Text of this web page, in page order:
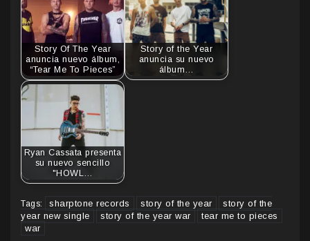
Story Of The Year
anuncia nuevo álbum,
“Tear Me To Pieces”
Story of the Year
anuncia su nuevo
álbum…
Ryan Cassata presenta
su nuevo sencillo
"HOWL…
Tags: sharptone records story of the year
story of the
year new single
story of the year war
tear me to pieces
war